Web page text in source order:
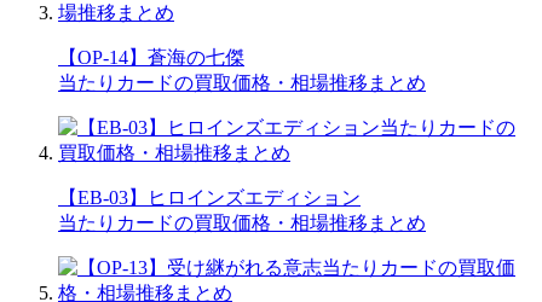
【OP-14】蒼海の七傑
当たりカードの買取価格・相場推移まとめ
【EB-03】ヒロインズエディション
当たりカードの買取価格・相場推移まとめ